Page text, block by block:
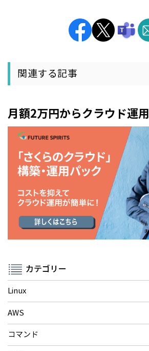
関連する記事
月額2万円からクラウド運用
カテゴリー
Linux
AWS
コマンド